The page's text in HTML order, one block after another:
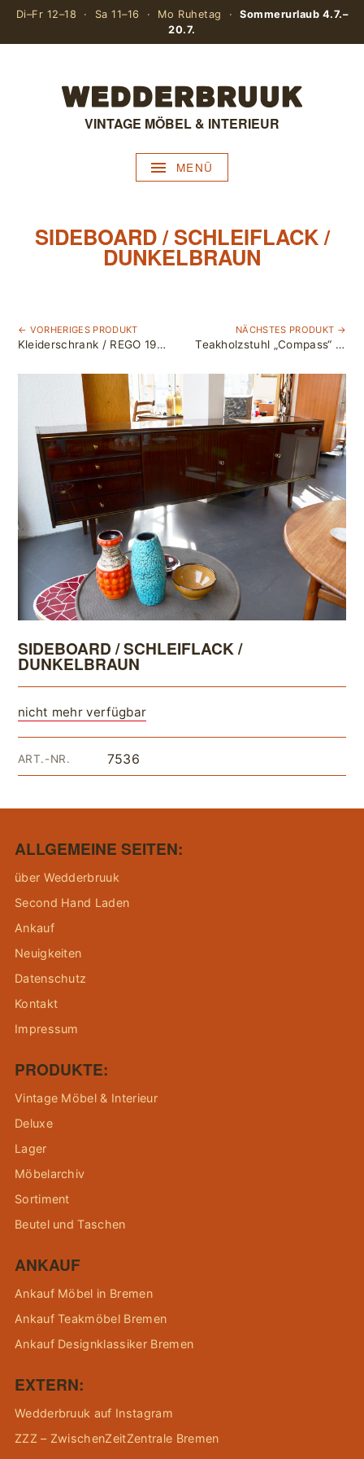
Di–Fr 12–18 · Sa 11–16 · Mo Ruhetag ·Sommerurlaub 4.7.–
20.7.
VINTAGE MÖBEL & INTERIEUR
MENÜ
SIDEBOARD / SCHLEIFLACK /
DUNKELBRAUN
← VORHERIGES PRODUKT
Kleiderschrank / REGO 1960, D / Günter Renkel / Teakholz
NÄCHSTES PRODUKT →
Teakholzstuhl „Compass“ von Kai Kristiansen für SVA Møbler Dänemark
SIDEBOARD / SCHLEIFLACK /
DUNKELBRAUN
nicht mehr verfügbar
ART.-NR. 7536
ALLGEMEINE SEITEN:
über Wedderbruuk
Second Hand Laden
Ankauf
Neuigkeiten
Datenschutz
Kontakt
Impressum
PRODUKTE:
Vintage Möbel & Interieur
Deluxe
Lager
Möbelarchiv
Sortiment
Beutel und Taschen
ANKAUF
Ankauf Möbel in Bremen
Ankauf Teakmöbel Bremen
Ankauf Designklassiker Bremen
EXTERN:
Wedderbruuk auf Instagram
ZZZ – ZwischenZeitZentrale Bremen